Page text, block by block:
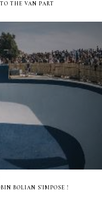
THE VAN PART
BOLIAN S'IMPOSE !